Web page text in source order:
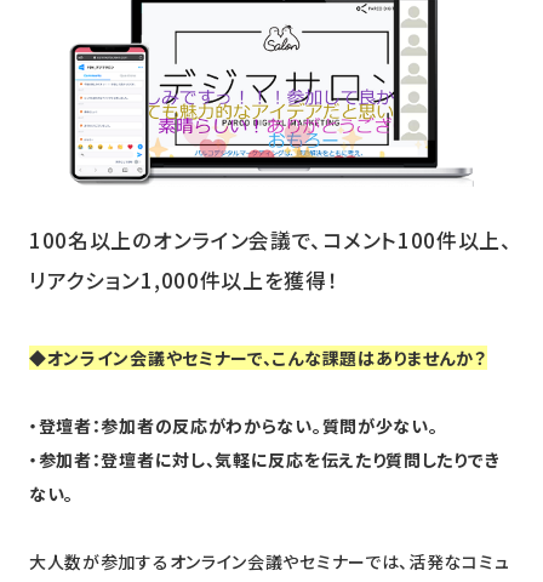
メンバー
会社情報
会社概要
100名以上のオンライン会議で、コメント100件以上、
リアクション1,000件以上を獲得！
◆オンライン会議やセミナーで、こんな課題はありませんか？
・登壇者：参加者の反応がわからない。質問が少ない。
・参加者：登壇者に対し、気軽に反応を伝えたり質問したりでき
ない。
大人数が参加するオンライン会議やセミナーでは、活発なコミュ